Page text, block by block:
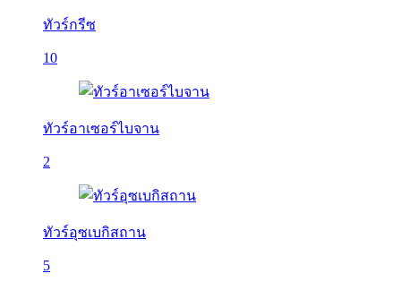
ทัวร์กรีซ
10
ทัวร์อาเซอร์ไบจาน
2
ทัวร์อุซเบกิสถาน
5